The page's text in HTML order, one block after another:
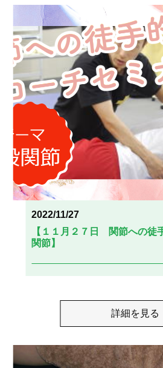
専門家向けセミナー
O脚専門
専門家やトレーナーの声
エクササイズ紹介
当院の整体とは
パーソナルトレーニング
2022/11/27
【１１月２７日 関節への
関節】
詳細を見る